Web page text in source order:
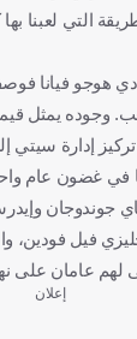
التي لعبنا
هوجو فيانا
وجوده يمثل
إدارة سيتي
جوندوجان
فيل فودين،
لهم عامان على
إعلان